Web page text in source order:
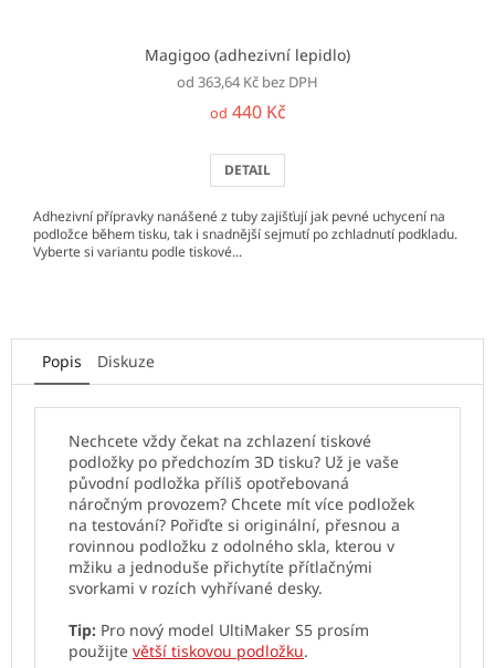
Magigoo (adhezivní lepidlo)
od 363,64 Kč bez DPH
od 440 Kč
DETAIL
Adhezivní přípravky nanášené z tuby zajišťují jak pevné uchycení na
podložce během tisku, tak i snadnější sejmutí po zchladnutí podkladu.
Vyberte si variantu podle tiskové...
Popis Diskuze
Nechcete vždy čekat na zchlazení tiskové
podložky po předchozím 3D tisku? Už je vaše
původní podložka příliš opotřebovaná
náročným provozem? Chcete mít více podložek
na testování? Pořiďte si originální, přesnou a
rovinnou podložku z odolného skla, kterou v
mžiku a jednoduše přichytíte přítlačnými
svorkami v rozích vyhřívané desky.
Tip: Pro nový model UltiMaker S5 prosím
použijte větší tiskovou podložku.